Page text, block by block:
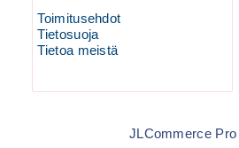
Toimitusehdot
Tietosuoja
Tietoa meistä
JLCommerce Pro